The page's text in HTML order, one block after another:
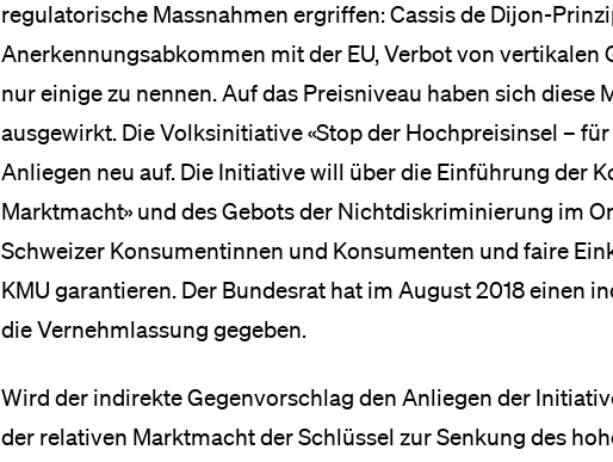
regulatorische Massnahmen ergriffen: Cassis de Dijon-
Anerkennungsabkommen mit der EU, Verbot von vertikalen
nur einige zu nennen. Auf das Preisniveau haben sich diese
ausgewirkt. Die Volksinitiative «Stop der Hochpreisinsel –
Anliegen neu auf. Die Initiative will über die Einführung der
Marktmacht» und des Gebots der Nichtdiskriminierung im
Schweizer Konsumentinnen und Konsumenten und faire
KMU garantieren. Der Bundesrat hat im August 2018 einen
die Vernehmlassung gegeben.
Wird der indirekte Gegenvorschlag den Anliegen der
der relativen Marktmacht der Schlüssel zur Senkung des